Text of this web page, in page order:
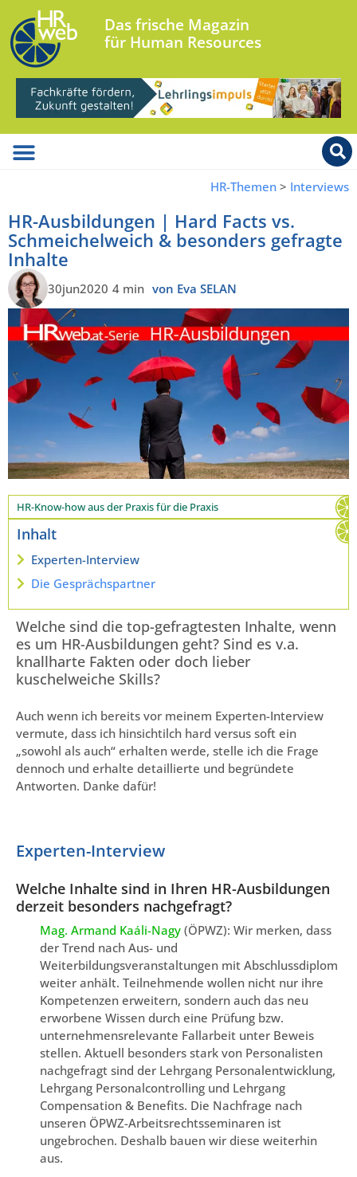
Das frische Magazin
für Human Resources
HR-Themen > Interviews
HR-Ausbildungen | Hard Facts vs.
Schmeichelweich & besonders gefragte
Inhalte
30jun2020 4 min von Eva SELAN
HR-Know-how aus der Praxis für die Praxis
Inhalt
Experten-Interview
Die Gesprächspartner
Welche sind die top-gefragtesten Inhalte, wenn
es um HR-Ausbildungen geht? Sind es v.a.
knallharte Fakten oder doch lieber
kuschelweiche Skills?
Auch wenn ich bereits vor meinem Experten-Interview
vermute, dass ich hinsichtilch hard versus soft ein
„sowohl als auch“ erhalten werde, stelle ich die Frage
dennoch und erhalte detaillierte und begründete
Antworten. Danke dafür!
Experten-Interview
Welche Inhalte sind in Ihren HR-Ausbildungen
derzeit besonders nachgefragt?
Mag. Armand Kaáli-Nagy (ÖPWZ): Wir merken, dass
der Trend nach Aus- und
Weiterbildungsveranstaltungen mit Abschlussdiplom
weiter anhält. Teilnehmende wollen nicht nur ihre
Kompetenzen erweitern, sondern auch das neu
erworbene Wissen durch eine Prüfung bzw.
unternehmensrelevante Fallarbeit unter Beweis
stellen. Aktuell besonders stark von Personalisten
nachgefragt sind der Lehrgang Personalentwicklung,
Lehrgang Personalcontrolling und Lehrgang
Compensation & Benefits. Die Nachfrage nach
unseren ÖPWZ-Arbeitsrechtsseminaren ist
ungebrochen. Deshalb bauen wir diese weiterhin
aus.